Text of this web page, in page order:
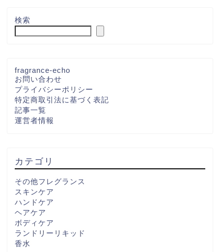
検索
fragrance-echo
お問い合わせ
プライバシーポリシー
特定商取引法に基づく表記
記事一覧
運営者情報
カテゴリ
その他フレグランス
スキンケア
ハンドケア
ヘアケア
ボディケア
ランドリーリキッド
香水